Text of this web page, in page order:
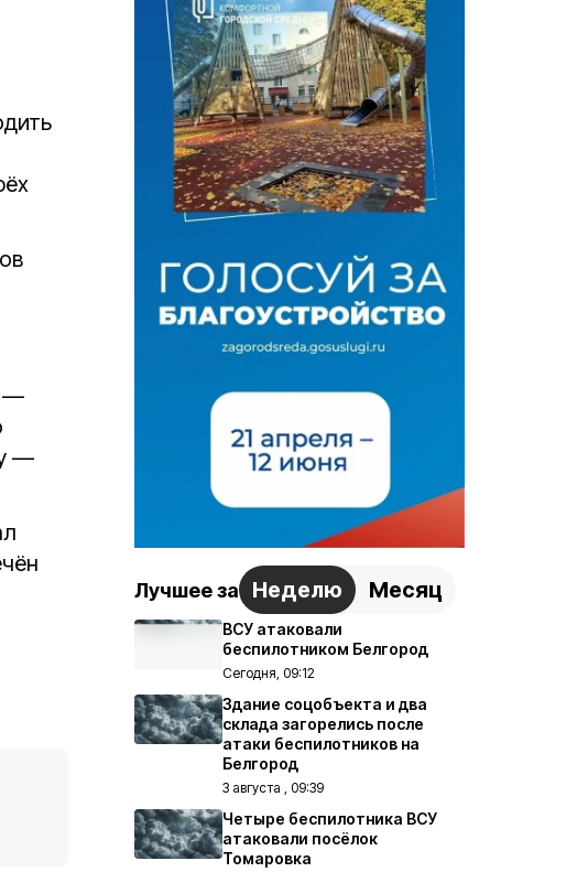
—
—
Лучшее за Неделю Месяц
ВСУ атаковали
беспилотником Белгород
Сегодня, 09:12
Здание соцобъекта и два
склада загорелись после
атаки беспилотников на
Белгород
3 августа , 09:39
Четыре беспилотника ВСУ
атаковали посёлок
Томаровка